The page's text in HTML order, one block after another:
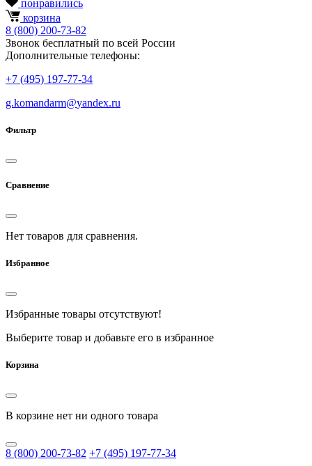
понравились
корзина
8 (800) 200-73-82
Звонок бесплатный по всей России
Дополнительные телефоны:
+7 (495) 197-77-34
g.komandarm@yandex.ru
Фильтр
Сравнение
Нет товаров для сравнения.
Избранное
Избранные товары отсутствуют!
Выберите товар и добавьте его в избранное
Корзина
В корзине нет ни одного товара
8 (800) 200-73-82 +7 (495) 197-77-34